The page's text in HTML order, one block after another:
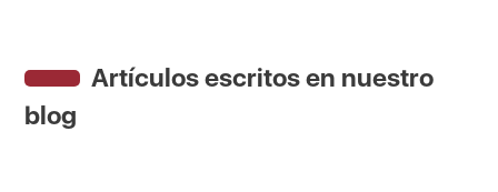
Artículos escritos en nuestro
blog